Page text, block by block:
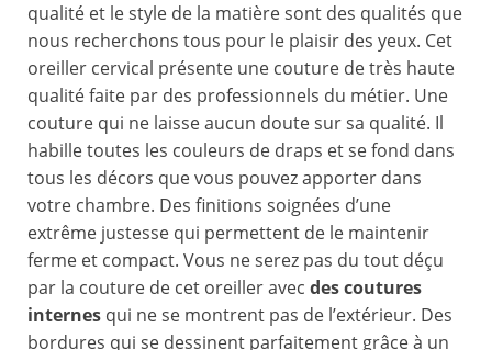
qualité et le style de la matière sont des qualités que
nous recherchons tous pour le plaisir des yeux. Cet
oreiller cervical présente une couture de très haute
qualité faite par des professionnels du métier. Une
couture qui ne laisse aucun doute sur sa qualité. Il
habille toutes les couleurs de draps et se fond dans
tous les décors que vous pouvez apporter dans
votre chambre. Des finitions soignées d’une
extrême justesse qui permettent de le maintenir
ferme et compact. Vous ne serez pas du tout déçu
par la couture de cet oreiller avec des coutures
internes qui ne se montrent pas de l’extérieur. Des
bordures qui se dessinent parfaitement grâce à un